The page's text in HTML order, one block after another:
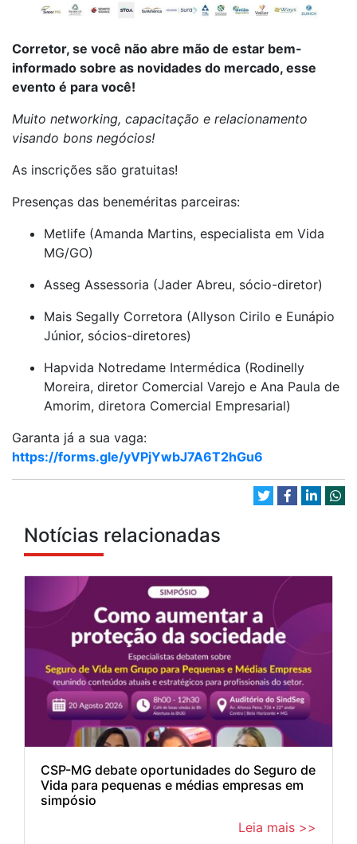
Corretor, se você não abre mão de estar bem-
informado sobre as novidades do mercado, esse
evento é para você!
Muito networking, capacitação e relacionamento
visando bons negócios!
As inscrições são gratuitas!
Presenças das beneméritas parceiras:
Metlife (Amanda Martins, especialista em Vida
MG/GO)
Asseg Assessoria (Jader Abreu, sócio-diretor)
Mais Segally Corretora (Allyson Cirilo e Eunápio
Júnior, sócios-diretores)
Hapvida Notredame Intermédica (Rodinelly
Moreira, diretor Comercial Varejo e Ana Paula de
Amorim, diretora Comercial Empresarial)
Garanta já a sua vaga:
https://forms.gle/yVPjYwbJ7A6T2hGu6
Notícias relacionadas
CSP-MG debate oportunidades do Seguro de
Vida para pequenas e médias empresas em
simpósio
Leia mais >>